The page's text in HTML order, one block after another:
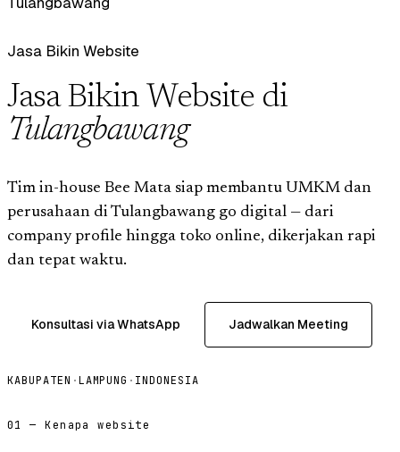
Jasa Bikin Website
Jasa Bikin Website di
Tulangbawang
Tim in-house Bee Mata siap membantu UMKM dan
perusahaan di Tulangbawang go digital — dari
company profile hingga toko online, dikerjakan rapi
dan tepat waktu.
Konsultasi via WhatsApp Jadwalkan Meeting
KABUPATEN ·LAMPUNG · INDONESIA
01 — Kenapa website